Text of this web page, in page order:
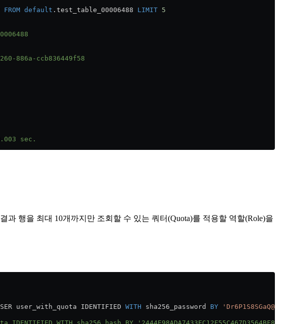
FROM default .test_table_00006488 LIMIT 5
886a-ccb836449f58
sec.
과 행을 최대 10개까지만 조회할 수 있는 쿼터(Quota)를 적용할 역할(Role)을
user_with_quota IDENTIFIED WITH sha256_password BY